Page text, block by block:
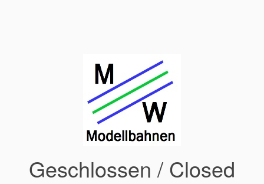
Geschlossen / Closed